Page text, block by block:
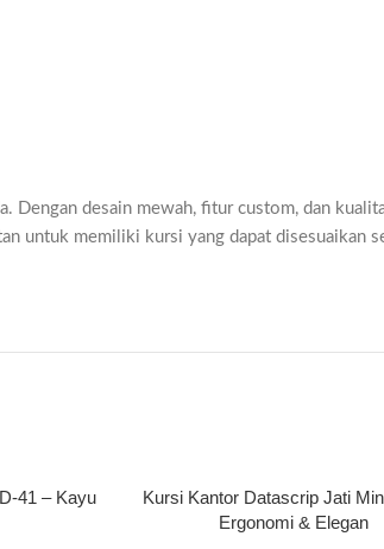
desain mewah, fitur custom, dan
untuk memiliki kursi yang dapat disesuaikan
41 – Kayu
Kursi Kantor Datascrip Jati
Ergonomi & Elegan